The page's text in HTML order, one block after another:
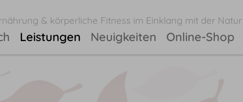
& körperliche Fitness im Einklang mit der Natur
Leistungen Neuigkeiten Online-Shop